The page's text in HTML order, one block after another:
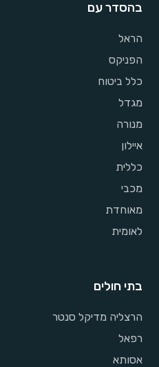
בהסדר עם
הראל
הפניקס
כלל ביטוח
מגדל
מנורה
איילון
כללית
מכבי
מאוחדת
לאומית
בתי חולים
הרצליה מדיקל סנטר
רפאל
אסותא